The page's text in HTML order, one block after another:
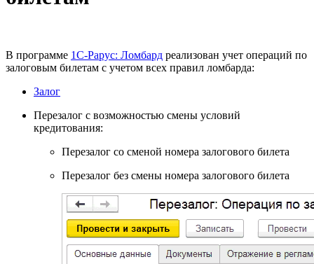
В программе 1С-Рарус: Ломбард реализован учет операций по
залоговым билетам с учетом всех правил ломбарда:
Залог
Перезалог c возможностью смены условий
кредитования:
Перезалог со сменой номера залогового билета
Перезалог без смены номера залогового билета